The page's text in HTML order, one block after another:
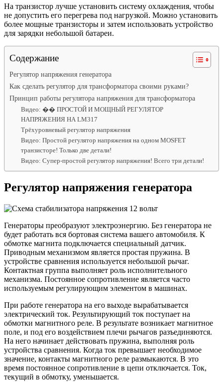
На транзистор лучше установить систему охлаждения, чтобы
не допустить его перегрева под нагрузкой. Можно установить
более мощные транзисторы и затем использовать устройство
для зарядки небольшой батареи.
Содержание
Регулятор напряжения генератора
Как сделать регулятор для трансформатора своими руками?
Принцип работы регулятора напряжения для трансформатора
Видео: �� ПРОСТОЙ И МОЩНЫЙ РЕГУЛЯТОР
НАПРЯЖЕНИЯ НА LM317
Трёхуровневый регулятор напряжения
Видео: Простой регулятор напряжения на одном MOSFET
транзисторе! Только две детали!
Видео: Супер-простой регулятор напряжения! Всего три детали!
Регулятор напряжения генератора
Генераторы преобразуют электроэнергию. Без генератора не
будет работать вся бортовая система вашего автомобиля. К
обмотке магнита подключается специальный датчик.
Приводным механизмом является простая пружина. В
устройстве сравнения используется небольшой рычаг.
Контактная группа выполняет роль исполнительного
механизма. Постоянное сопротивление является часто
используемым регулирующим элементом в машинах.
При работе генератора на его выходе вырабатывается
электрический ток. Результирующий ток поступает на
обмотки магнитного реле. В результате возникает магнитное
поле, и под его воздействием плечи рычагов разъединяются.
На него начинает действовать пружина, выполняя роль
устройства сравнения. Когда ток превышает необходимое
значение, контакты магнитного реле размыкаются. В это
время постоянное сопротивление в цепи отключается. Ток,
текущий в обмотку, уменьшается.